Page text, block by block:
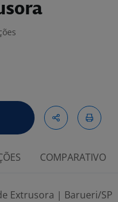
COMPARATIVO
Extrusora | Barueri/SP